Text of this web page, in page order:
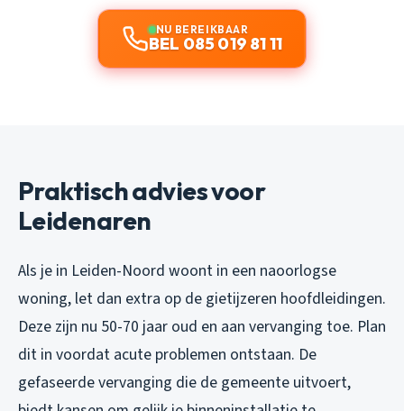
NU BEREIKBAAR
BEL 085 019 81 11
Praktisch advies voor
Leidenaren
Als je in Leiden-Noord woont in een naoorlogse
woning, let dan extra op de gietijzeren hoofdleidingen.
Deze zijn nu 50-70 jaar oud en aan vervanging toe. Plan
dit in voordat acute problemen ontstaan. De
gefaseerde vervanging die de gemeente uitvoert,